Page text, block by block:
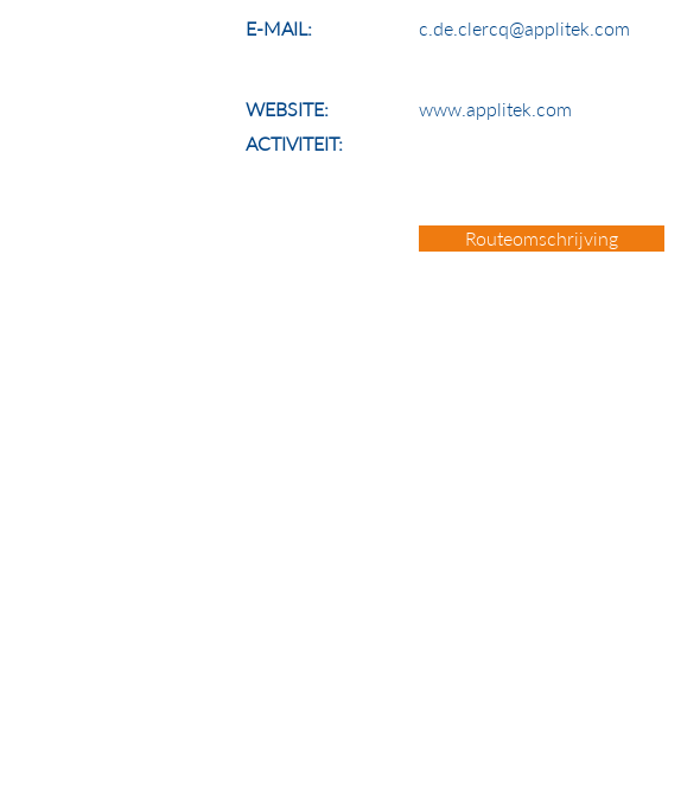
E-MAIL:
c.de.clercq@applitek.com
WEBSITE:
www.applitek.com
ACTIVITEIT:
Routeomschrijving